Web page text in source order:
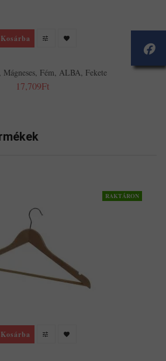
Kosárba
Mágneses, Fém, ALBA, Fekete
17,709Ft
RAKTÁRON
Kosárba